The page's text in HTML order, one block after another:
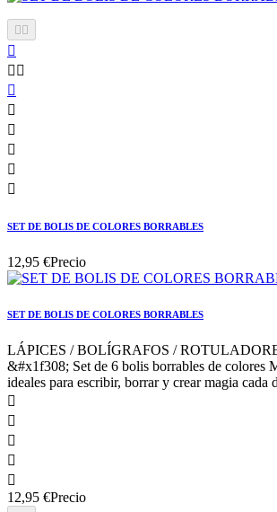
 

 






SET DE BOLIS DE COLORES BORRABLES
12,95 €Precio
SET DE BOLIS DE COLORES BORRABLES
LÁPICES / BOLÍGRAFOS /
&#x1f308; Set de 6 bolis borrables de colores
ideales para escribir, borrar y crear magia cada





12,95 €Precio